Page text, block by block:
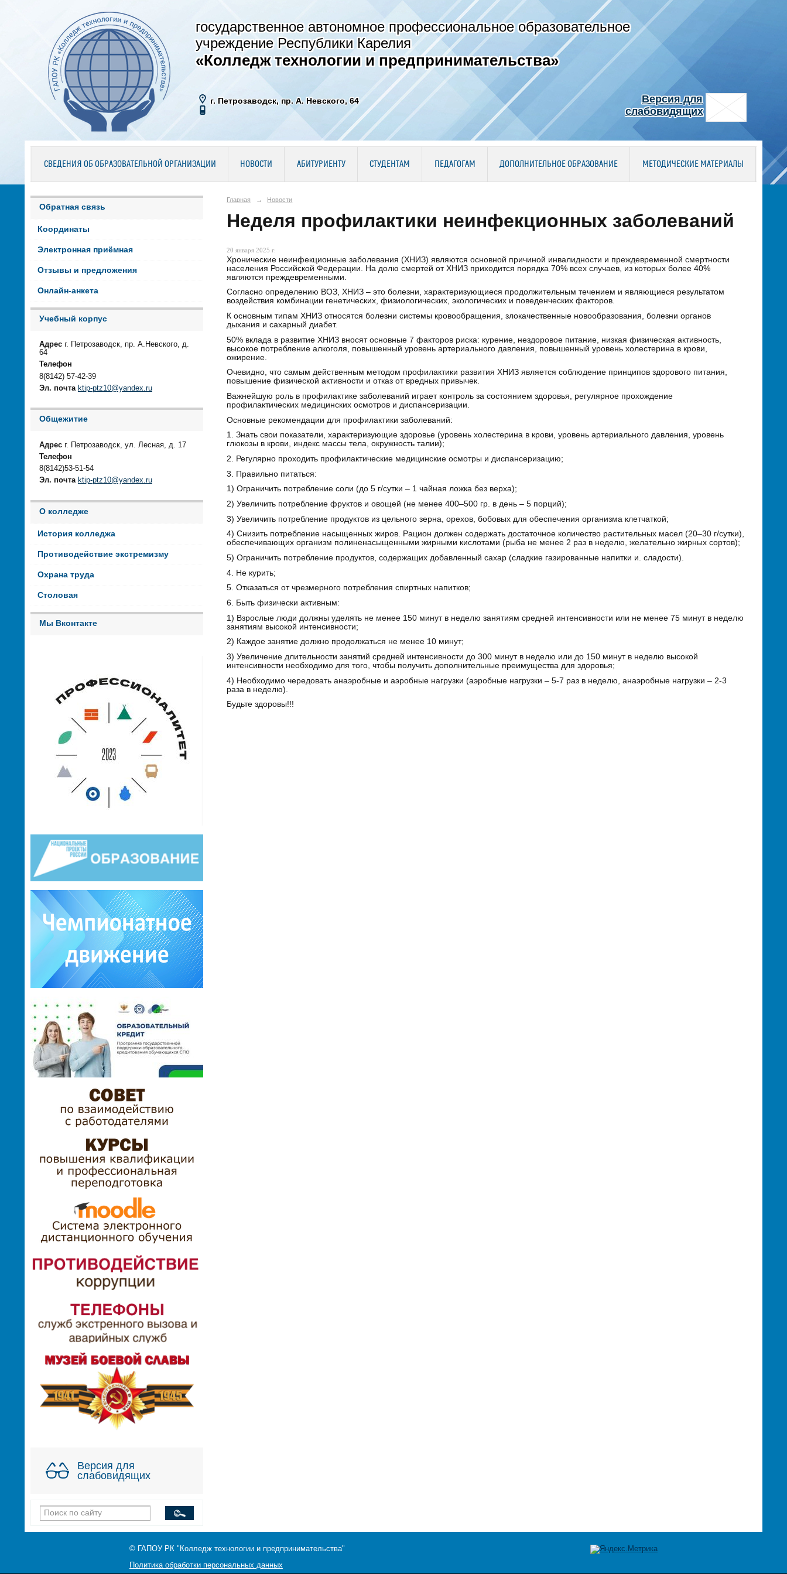
государственное автономное профессиональное образовательное
учреждение Республики Карелия
«Колледж технологии и предпринимательства»
г. Петрозаводск, пр. А. Невского, 64
Версия для
слабовидящих
СВЕДЕНИЯ ОБ ОБРАЗОВАТЕЛЬНОЙ ОРГАНИЗАЦИИ НОВОСТИ АБИТУРИЕНТУ СТУДЕНТАМ ПЕДАГОГАМ ДОПОЛНИТЕЛЬНОЕ ОБРАЗОВАНИЕ МЕТОДИЧЕСКИЕ МАТЕРИАЛЫ
Обратная связь
Координаты
Электронная приёмная
Отзывы и предложения
Онлайн-анкета
Учебный корпус
Адрес г. Петрозаводск, пр. А.Невского, д.
64
Телефон
8(8142) 57-42-39
Эл. почта ktip-ptz10@yandex.ru
Общежитие
Адрес г. Петрозаводск, ул. Лесная, д. 17
Телефон
8(8142)53-51-54
Эл. почта ktip-ptz10@yandex.ru
О колледже
История колледжа
Противодействие экстремизму
Охрана труда
Столовая
Мы Вконтакте
Версия для
слабовидящих
Главная → Новости
Неделя профилактики неинфекционных заболеваний
20 января 2025 г.
Хронические неинфекционные заболевания (ХНИЗ) являются основной причиной инвалидности и преждевременной смертности
населения Российской Федерации. На долю смертей от ХНИЗ приходится порядка 70% всех случаев, из которых более 40%
являются преждевременными.
Согласно определению ВОЗ, ХНИЗ – это болезни, характеризующиеся продолжительным течением и являющиеся результатом
воздействия комбинации генетических, физиологических, экологических и поведенческих факторов.
К основным типам ХНИЗ относятся болезни системы кровообращения, злокачественные новообразования, болезни органов
дыхания и сахарный диабет.
50% вклада в развитие ХНИЗ вносят основные 7 факторов риска: курение, нездоровое питание, низкая физическая активность,
высокое потребление алкоголя, повышенный уровень артериального давления, повышенный уровень холестерина в крови,
ожирение.
Очевидно, что самым действенным методом профилактики развития ХНИЗ является соблюдение принципов здорового питания,
повышение физической активности и отказ от вредных привычек.
Важнейшую роль в профилактике заболеваний играет контроль за состоянием здоровья, регулярное прохождение
профилактических медицинских осмотров и диспансеризации.
Основные рекомендации для профилактики заболеваний:
1. Знать свои показатели, характеризующие здоровье (уровень холестерина в крови, уровень артериального давления, уровень
глюкозы в крови, индекс массы тела, окружность талии);
2. Регулярно проходить профилактические медицинские осмотры и диспансеризацию;
3. Правильно питаться:
1) Ограничить потребление соли (до 5 г/сутки – 1 чайная ложка без верха);
2) Увеличить потребление фруктов и овощей (не менее 400–500 гр. в день – 5 порций);
3) Увеличить потребление продуктов из цельного зерна, орехов, бобовых для обеспечения организма клетчаткой;
4) Снизить потребление насыщенных жиров. Рацион должен содержать достаточное количество растительных масел (20–30 г/сутки),
обеспечивающих организм полиненасыщенными жирными кислотами (рыба не менее 2 раз в неделю, желательно жирных сортов);
5) Ограничить потребление продуктов, содержащих добавленный сахар (сладкие газированные напитки и. сладости).
4. Не курить;
5. Отказаться от чрезмерного потребления спиртных напитков;
6. Быть физически активным:
1) Взрослые люди должны уделять не менее 150 минут в неделю занятиям средней интенсивности или не менее 75 минут в неделю
занятиям высокой интенсивности;
2) Каждое занятие должно продолжаться не менее 10 минут;
3) Увеличение длительности занятий средней интенсивности до 300 минут в неделю или до 150 минут в неделю высокой
интенсивности необходимо для того, чтобы получить дополнительные преимущества для здоровья;
4) Необходимо чередовать анаэробные и аэробные нагрузки (аэробные нагрузки – 5-7 раз в неделю, анаэробные нагрузки – 2-3
раза в неделю).
Будьте здоровы!!!
© ГАПОУ РК "Колледж технологии и предпринимательства"
Политика обработки персональных данных